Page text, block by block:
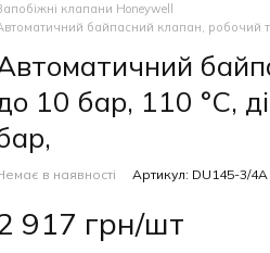
клапани Honeywell
байпасний клапан, робочий
10 бар, 110 °C,
в наявності Артикул: DU145-3/4A
917 грн/шт